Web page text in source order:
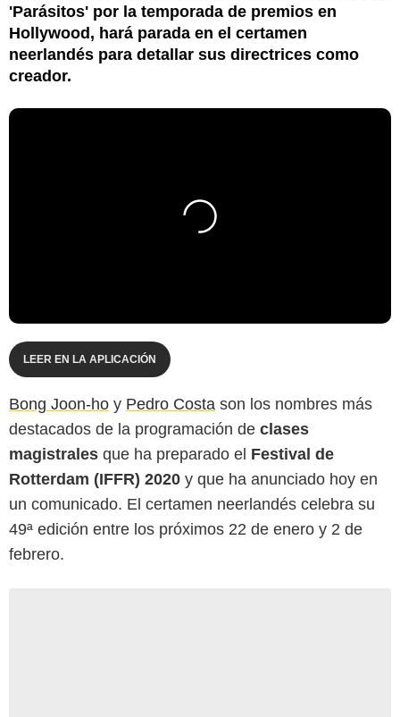
'Parásitos' por la temporada de premios en
Hollywood, hará parada en el certamen
neerlandés para detallar sus directrices como
creador.
LEER EN LA APLICACIÓN
Bong Joon-ho y Pedro Costa son los nombres más
destacados de la programación de clases
magistrales que ha preparado el Festival de
Rotterdam (IFFR) 2020 y que ha anunciado hoy en
un comunicado. El certamen neerlandés celebra su
49ª edición entre los próximos 22 de enero y 2 de
febrero.